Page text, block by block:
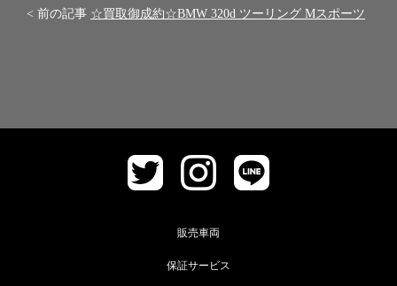
< 前の記事 ☆買取御成約☆BMW 320d ツーリング Mスポーツ
販売車両
保証サービス